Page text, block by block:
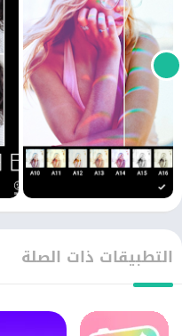
التطبيقات ذات الصلة